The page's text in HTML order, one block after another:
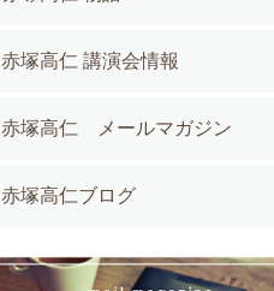
赤塚高仁 講演会情報
赤塚高仁 メールマガジン
赤塚高仁ブログ